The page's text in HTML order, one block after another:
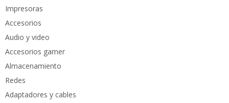
Impresoras
Accesorios
Audio y video
Accesorios gamer
Almacenamiento
Redes
Adaptadores y cables